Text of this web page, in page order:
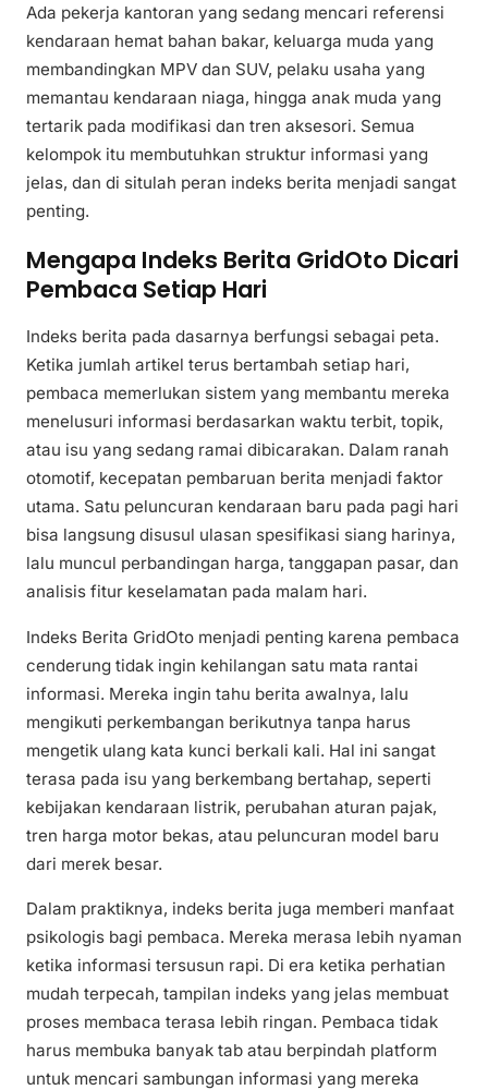
Ada pekerja kantoran yang sedang mencari referensi
kendaraan hemat bahan bakar, keluarga muda yang
membandingkan MPV dan SUV, pelaku usaha yang
memantau kendaraan niaga, hingga anak muda yang
tertarik pada modifikasi dan tren aksesori. Semua
kelompok itu membutuhkan struktur informasi yang
jelas, dan di situlah peran indeks berita menjadi sangat
penting.
Mengapa Indeks Berita GridOto Dicari
Pembaca Setiap Hari
Indeks berita pada dasarnya berfungsi sebagai peta.
Ketika jumlah artikel terus bertambah setiap hari,
pembaca memerlukan sistem yang membantu mereka
menelusuri informasi berdasarkan waktu terbit, topik,
atau isu yang sedang ramai dibicarakan. Dalam ranah
otomotif, kecepatan pembaruan berita menjadi faktor
utama. Satu peluncuran kendaraan baru pada pagi hari
bisa langsung disusul ulasan spesifikasi siang harinya,
lalu muncul perbandingan harga, tanggapan pasar, dan
analisis fitur keselamatan pada malam hari.
Indeks Berita GridOto menjadi penting karena pembaca
cenderung tidak ingin kehilangan satu mata rantai
informasi. Mereka ingin tahu berita awalnya, lalu
mengikuti perkembangan berikutnya tanpa harus
mengetik ulang kata kunci berkali kali. Hal ini sangat
terasa pada isu yang berkembang bertahap, seperti
kebijakan kendaraan listrik, perubahan aturan pajak,
tren harga motor bekas, atau peluncuran model baru
dari merek besar.
Dalam praktiknya, indeks berita juga memberi manfaat
psikologis bagi pembaca. Mereka merasa lebih nyaman
ketika informasi tersusun rapi. Di era ketika perhatian
mudah terpecah, tampilan indeks yang jelas membuat
proses membaca terasa lebih ringan. Pembaca tidak
harus membuka banyak tab atau berpindah platform
untuk mencari sambungan informasi yang mereka